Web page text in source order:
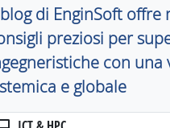
di EnginSoft offre
preziosi per
con una
e globale